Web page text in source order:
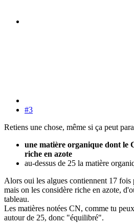
#3
Retiens une chose, même si ça peut
une matière organique dont le
riche en azote
au-dessus de 25 la matière
Alors oui les algues contiennent 17 fois
mais on les considère riche en azote,
tableau.
Les matières notées CN, comme tu
autour de 25, donc "équilibré".